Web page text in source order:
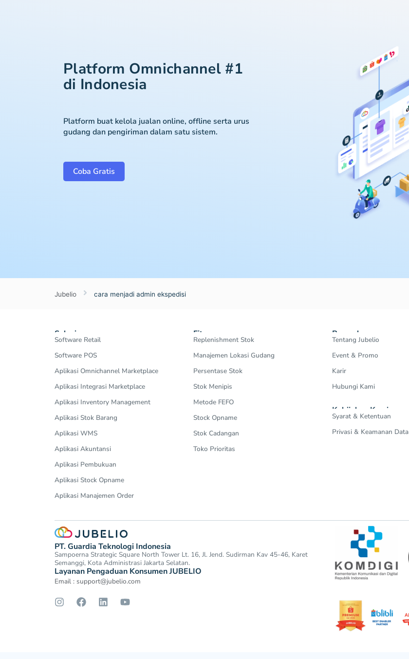
Platform Omnichannel #1
di Indonesia
Platform buat kelola jualan online, offline serta urus
gudang dan pengiriman dalam satu sistem.
Coba Gratis
Jubelio cara menjadi admin ekspedisi
Solusi
Software Retail
Software POS
Aplikasi Omnichannel Marketplace
Aplikasi Integrasi Marketplace
Aplikasi Inventory Management
Aplikasi Stok Barang
Aplikasi WMS
Aplikasi Akuntansi
Aplikasi Pembukuan
Aplikasi Stock Opname
Aplikasi Manajemen Order
Fitur
Replenishment Stok
Manajemen Lokasi Gudang
Persentase Stok
Stok Menipis
Metode FEFO
Stock Opname
Stok Cadangan
Toko Prioritas
Perusahaan
Tentang Jubelio
Event & Promo
Karir
Hubungi Kami
Kebijakan Kami
Syarat & Ketentuan
Privasi & Keamanan Data
PT. Guardia Teknologi Indonesia
Sampoerna Strategic Square North Tower Lt. 16, Jl. Jend. Sudirman Kav 45-46, Karet
Semanggi, Kota Administrasi Jakarta Selatan.
Layanan Pengaduan Konsumen JUBELIO
Email : support@jubelio.com